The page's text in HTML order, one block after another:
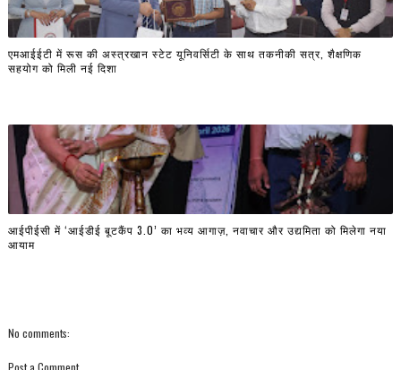
एमआईईटी में रूस की अस्त्रखान स्टेट यूनिवर्सिटी के साथ तकनीकी सत्र, शैक्षणिक
सहयोग को मिली नई दिशा
आईपीईसी में ‘आईडीई बूटकैंप 3.0’ का भव्य आगाज़, नवाचार और उद्यमिता को मिलेगा नया
आयाम
No comments:
Post a Comment